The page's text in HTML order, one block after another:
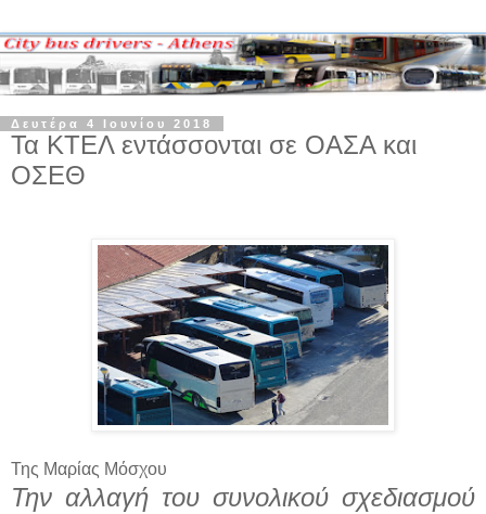
Δευτέρα 4 Ιουνίου 2018
Τα ΚΤΕΛ εντάσσονται σε ΟΑΣΑ και
ΟΣΕΘ
Της Μαρίας Μόσχου
Την αλλαγή του συνολικού σχεδιασμού